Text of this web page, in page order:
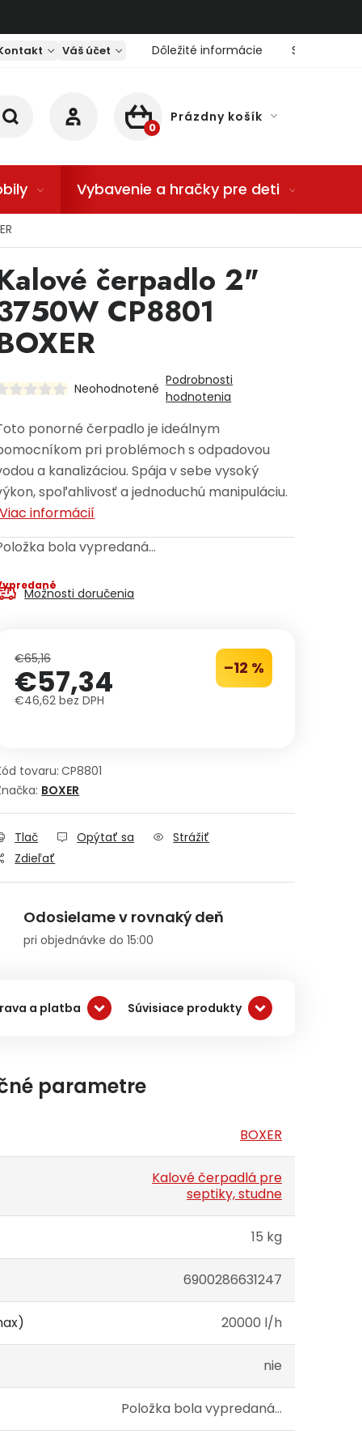
Váš účet Dôležité informácie Servis
NÁKUPNÝ KOŠÍK
Prázdny košík
Vybavenie a hračky pre deti
čerpadlo 2"
CP8801
Neohodnotené
Podrobnosti
hodnotenia
ponorné čerpadlo je ideálnym
pri problémoch s odpadovou
a kanalizáciou. Spája v sebe vysoký
spoľahlivosť a jednoduchú manipuláciu.
Viac informácií
bola vypredaná…
Možnosti doručenia
€65,16 –12 %
€57,34
€46,62 bez DPH
tovaru: CP8801
BOXER
Tlač Opýtať sa
Strážiť
Zdieľať
Odosielame v rovnaký deň
pri objednávke do 15:00
a platba Súvisiace produkty
parametre
BOXER
Kalové čerpadlá pre
septiky, studne
15 kg
6900286631247
20000 l/h
nie
Položka bola vypredaná…